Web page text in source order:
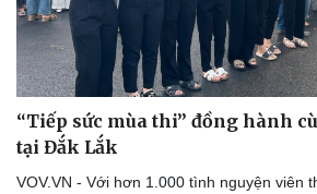
“Tiếp sức mùa thi” đồng hành
tại Đắk Lắk
VOV.VN - Với hơn 1.000 tình nguyện viên